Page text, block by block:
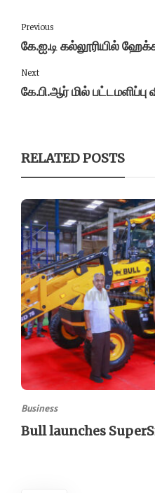
Previous
கே.ஐ.டி கல்லூரியில்
Next
கே.பி.ஆர் மில் பட்டமளிப்பு
RELATED POSTS
Business
Bull launches